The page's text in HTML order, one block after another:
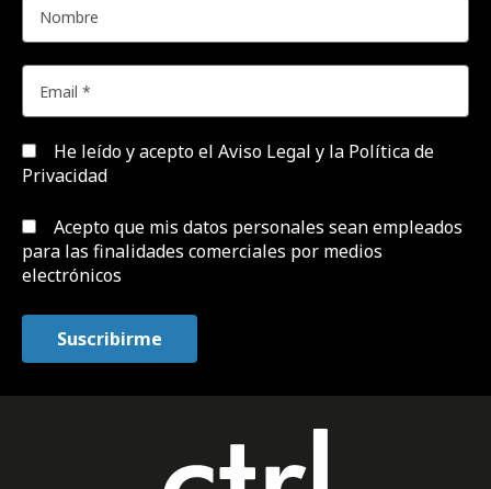
He leído y acepto el Aviso Legal y la Política de
Privacidad
Acepto que mis datos personales sean empleados
para las finalidades comerciales por medios
electrónicos